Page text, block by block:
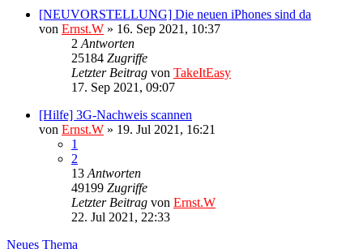
[NEUVORSTELLUNG] Die neuen iPhones sind da
von Ernst.W » 16. Sep 2021, 10:37
2Antworten
25184 Zugriffe
Letzter Beitrag von TakeItEasy
17. Sep 2021, 09:07
[Hilfe] 3G-Nachweis scannen
von Ernst.W » 19. Jul 2021, 16:21
1
2
13Antworten
49199 Zugriffe
Letzter Beitrag von Ernst.W
22. Jul 2021, 22:33
Neues Thema